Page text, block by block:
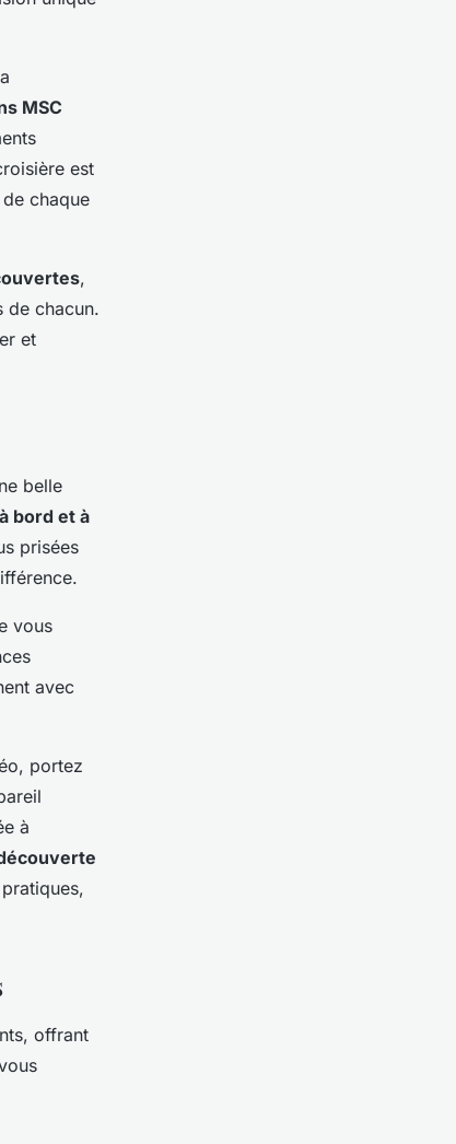
MSC
est
chaque
,
de chacun.
et
belle
bord et à
prisées
vous
avec
portez
à
offrant